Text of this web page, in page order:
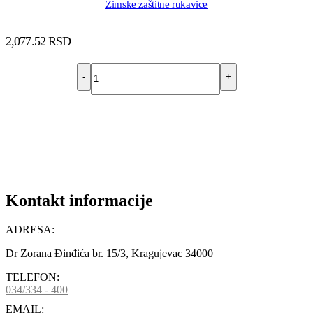
Zimske zaštitne rukavice
2,077.52 RSD
- +
Kontakt informacije
ADRESA:
Dr Zorana Đinđića br. 15/3, Kragujevac 34000
TELEFON:
034/334 - 400
EMAIL: